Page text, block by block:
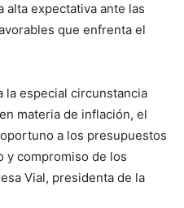
expectativa ante las
que enfrenta el
la especial circunstancia
materia de inflación, el
a los presupuestos
y compromiso de los
Vial, presidenta de la